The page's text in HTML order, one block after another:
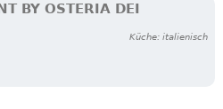
BY OSTERIA DEI
Küche: italienisch